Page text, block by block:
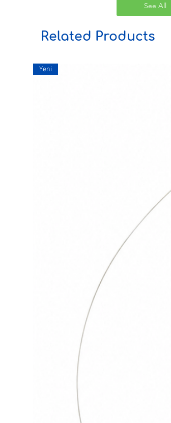
See All
Related Products
Yeni